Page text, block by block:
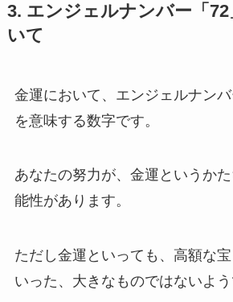
3. エンジェルナンバー「
いて
金運において、エンジェルナン
を意味する数字です。
あなたの努力が、金運というか
能性があります。
ただし金運といっても、高額な
いった、大きなものではないよう